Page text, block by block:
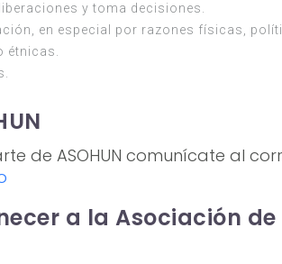
y toma decisiones.
en especial por razones físicas,
de ASOHUN comunícate al
a la Asociación de